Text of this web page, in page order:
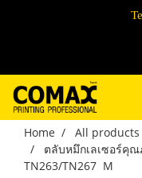
Home All products
ตลับหมึกเลเซอร์คุ
TN263/TN267 M